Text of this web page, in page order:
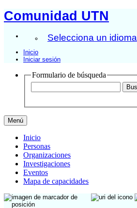
Comunidad UTN
Selecciona un idioma
Inicio
Iniciar sesión
Formulario de búsqueda
Menú
Inicio
Personas
Organizaciones
Investigaciones
Eventos
Mapa de capacidades